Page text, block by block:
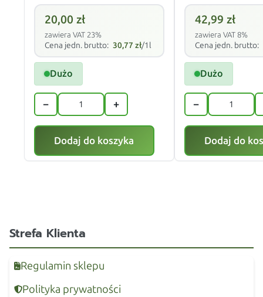
20,00 zł
zawiera VAT 23%
Cena jedn. brutto: 30,77 zł/1l
Dużo
− +
Dodaj do koszyka
42,99 zł
zawiera VAT 8%
Cena jedn. brutto:
Dużo
−
Dodaj do
Strefa Klienta
Regulamin sklepu
Polityka prywatności